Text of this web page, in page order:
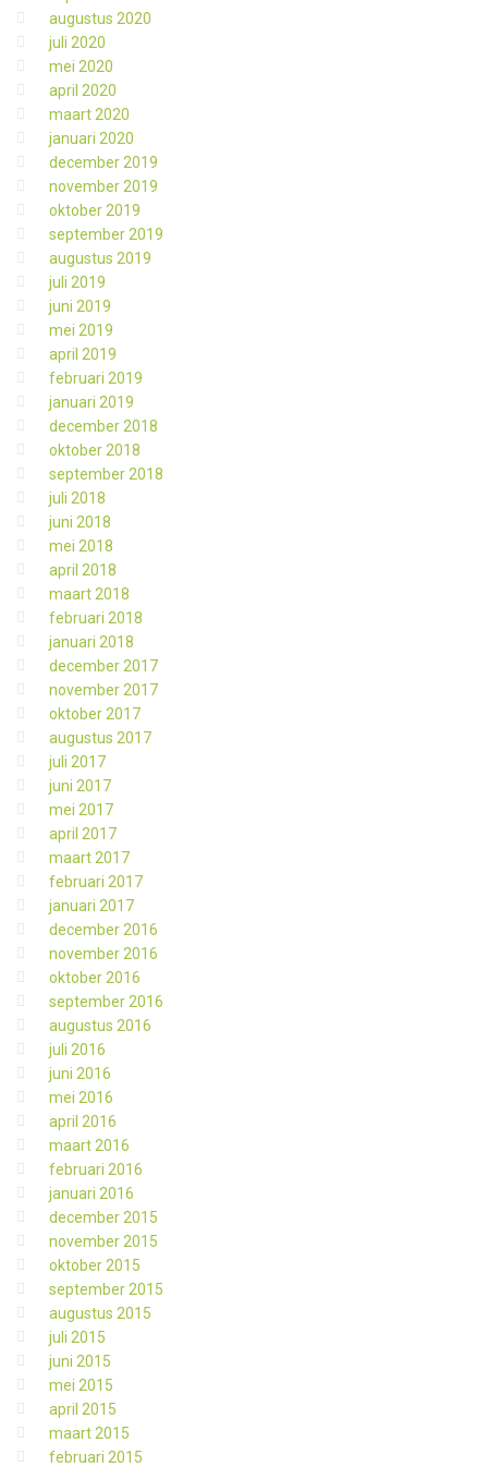
augustus 2020
juli 2020
mei 2020
april 2020
maart 2020
januari 2020
december 2019
november 2019
oktober 2019
september 2019
augustus 2019
juli 2019
juni 2019
mei 2019
april 2019
februari 2019
januari 2019
december 2018
oktober 2018
september 2018
juli 2018
juni 2018
mei 2018
april 2018
maart 2018
februari 2018
januari 2018
december 2017
november 2017
oktober 2017
augustus 2017
juli 2017
juni 2017
mei 2017
april 2017
maart 2017
februari 2017
januari 2017
december 2016
november 2016
oktober 2016
september 2016
augustus 2016
juli 2016
juni 2016
mei 2016
april 2016
maart 2016
februari 2016
januari 2016
december 2015
november 2015
oktober 2015
september 2015
augustus 2015
juli 2015
juni 2015
mei 2015
april 2015
maart 2015
februari 2015